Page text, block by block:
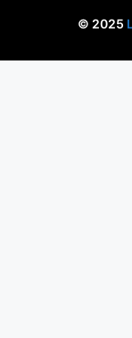
© 2025